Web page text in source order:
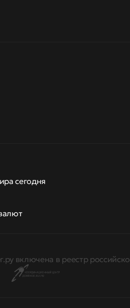
сегодня
включена в реестр